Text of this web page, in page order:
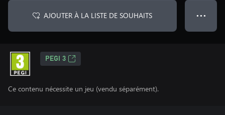
AJOUTER À LA LISTE DE SOUHAITS ● ● ●
PEGI 3
Ce contenu nécessite un jeu (vendu séparément).